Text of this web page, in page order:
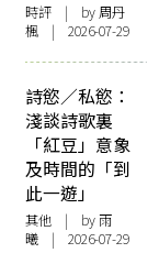
時評 | by周丹
楓 | 2026-07-29
詩慾／私慾：
淺談詩歌裏
「紅豆」意象
及時間的「到
此一遊」
其他 | by 雨
曦 | 2026-07-29